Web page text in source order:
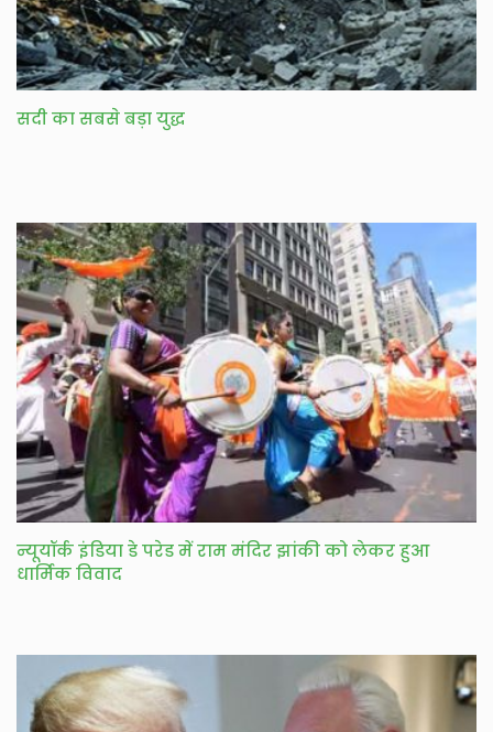
सदी का सबसे बड़ा युद्ध
न्यूयॉर्क इंडिया डे परेड में राम मंदिर झांकी को लेकर हुआ
धार्मिक विवाद